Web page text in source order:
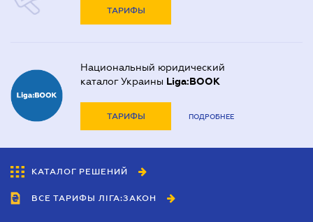
ТАРИФЫ
Национальный юридический
каталог Украины Liga:BOOK
ТАРИФЫ ПОДРОБНЕЕ
КАТАЛОГ РЕШЕНИЙ
ВСЕ ТАРИФЫ ЛІГА:ЗАКОН